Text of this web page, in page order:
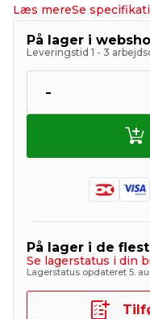
Læs mereSe
På lager i
Leveringstid 1 - 3
-
På lager i de
Se lagerstatus i din
Lagerstatus opdateret 5.